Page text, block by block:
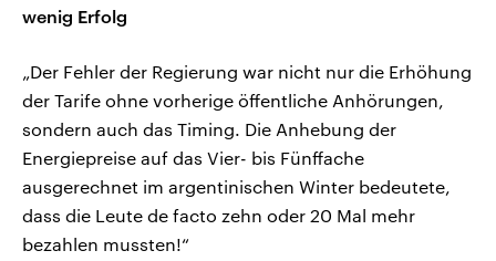
wenig Erfolg
„Der Fehler der Regierung war nicht nur die Erhöhung
der Tarife ohne vorherige öffentliche Anhörungen,
sondern auch das Timing. Die Anhebung der
Energiepreise auf das Vier- bis Fünffache
ausgerechnet im argentinischen Winter bedeutete,
dass die Leute de facto zehn oder 20 Mal mehr
bezahlen mussten!“